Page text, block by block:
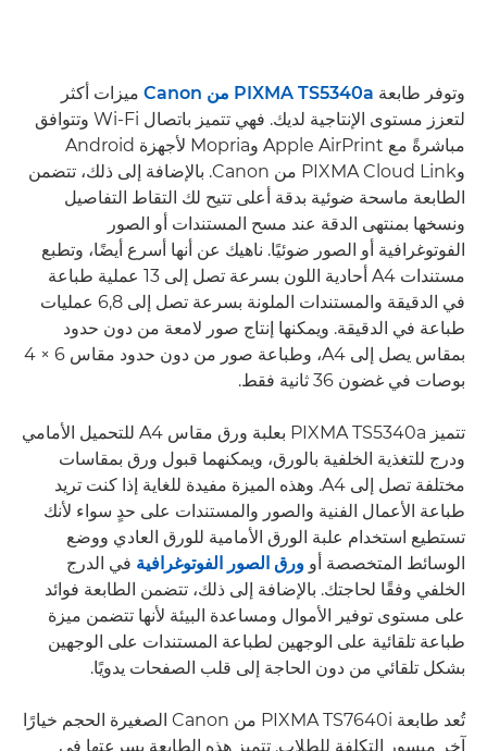
وتوفر طابعة PIXMA TS5340a من Canon
ميزات أكثر
لتعزز مستوى الإنتاجية لديك. فهي تتميز باتصال Wi-Fi وتتوافق
مباشرةً مع Apple AirPrint وMopria لأجهزة Android
وPIXMA Cloud Link من Canon. بالإضافة إلى ذلك، تتضمن
الطابعة ماسحة ضوئية بدقة أعلى تتيح لك التقاط التفاصيل
ونسخها بمنتهى الدقة عند مسح المستندات أو الصور
الفوتوغرافية أو الصور ضوئيًا. ناهيك عن أنها أسرع أيضًا، وتطبع
مستندات A4 أحادية اللون بسرعة تصل إلى 13 عملية طباعة
في الدقيقة والمستندات الملونة بسرعة تصل إلى 6,8 عمليات
طباعة في الدقيقة. ويمكنها إنتاج صور لامعة من دون حدود
بمقاس يصل إلى A4، وطباعة صور من دون حدود مقاس 6 × 4
بوصات في غضون 36 ثانية فقط.
تتميز PIXMA TS5340a بعلبة ورق مقاس A4 للتحميل الأمامي
ودرج للتغذية الخلفية بالورق، ويمكنهما قبول ورق بمقاسات
مختلفة تصل إلى A4. وهذه الميزة مفيدة للغاية إذا كنت تريد
طباعة الأعمال الفنية والصور والمستندات على حدٍ سواء لأنك
تستطيع استخدام علبة الورق الأمامية للورق العادي ووضع
الوسائط المتخصصة أو ورق الصور الفوتوغرافية في الدرج
الخلفي وفقًا لحاجتك. بالإضافة إلى ذلك، تتضمن الطابعة فوائد
على مستوى توفير الأموال ومساعدة البيئة لأنها تتضمن ميزة
طباعة تلقائية على الوجهين لطباعة المستندات على الوجهين
بشكل تلقائي من دون الحاجة إلى قلب الصفحات يدويًا.
تُعد طابعة PIXMA TS7640i من Canon الصغيرة الحجم خيارًا
آخر ميسور التكلفة للطلاب. تتميز هذه الطابعة بسرعتها في